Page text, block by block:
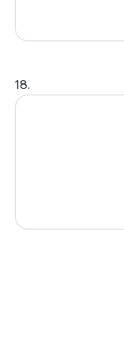
18.